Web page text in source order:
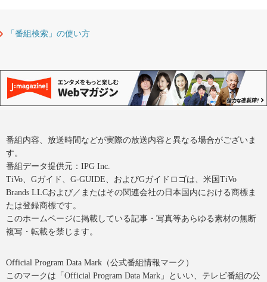
「番組検索」の使い方
番組内容、放送時間などが実際の放送内容と異なる場合がございま
す。
番組データ提供元：IPG Inc.
TiVo、Gガイド、G-GUIDE、およびGガイドロゴは、米国TiVo
Brands LLCおよび／またはその関連会社の日本国内における商標ま
たは登録商標です。
このホームページに掲載している記事・写真等あらゆる素材の無断
複写・転載を禁じます。
Official Program Data Mark（公式番組情報マーク）
このマークは「Official Program Data Mark」といい、テレビ番組の公